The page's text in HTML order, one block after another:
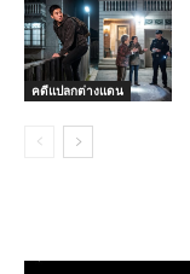
คดีแปลกต่างแดน